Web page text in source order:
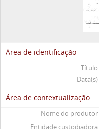
Área de identificação
Título
Data(s)
Área de contextualização
Nome do produtor
Entidade custodiadora